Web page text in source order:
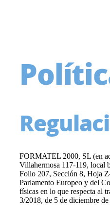
FORMATEL 2000, SL (en
Villahermosa 117-119, local
Folio 207, Sección 8, Hoja
Parlamento Europeo y del
físicas en lo que respecta al
3/2018, de 5 de diciembre